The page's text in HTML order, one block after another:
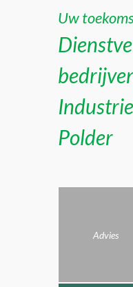
Uw
Polder
Advies